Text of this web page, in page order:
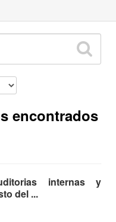
encontrados
internas y
del ...